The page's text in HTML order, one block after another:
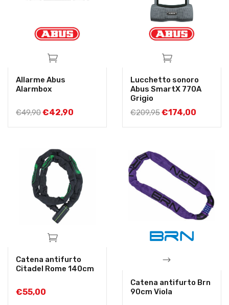
Allarme Abus
Alarmbox
€49,90€42,90
Lucchetto sonoro
Abus SmartX 770A
Grigio
€209,95€174,00
Catena antifurto
Citadel Rome 140cm
€55,00
Catena antifurto Brn
90cm Viola